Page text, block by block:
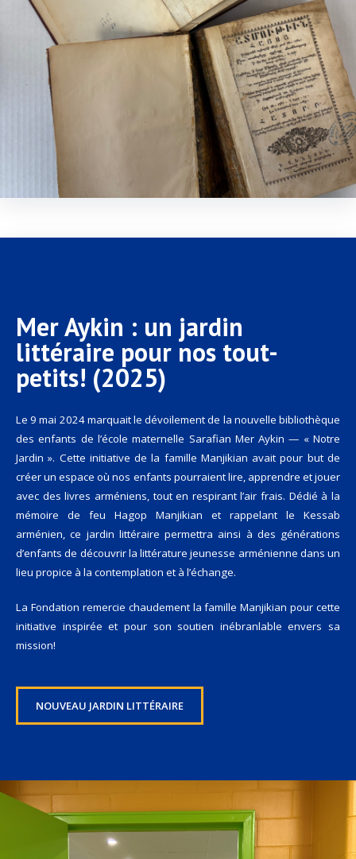
Mer Aykin : un jardin
littéraire pour nos tout-
petits! (2025)
Le 9 mai 2024 marquait le dévoilement de la nouvelle bibliothèque
des enfants de l’école maternelle Sarafian Mer Aykin — « Notre
Jardin ». Cette initiative de la famille Manjikian avait pour but de
créer un espace où nos enfants pourraient lire, apprendre et jouer
avec des livres arméniens, tout en respirant l’air frais. Dédié à la
mémoire de feu Hagop Manjikian et rappelant le Kessab
arménien, ce jardin littéraire permettra ainsi à des générations
d’enfants de découvrir la littérature jeunesse arménienne dans un
lieu propice à la contemplation et à l’échange.
La Fondation remercie chaudement la famille Manjikian pour cette
initiative inspirée et pour son soutien inébranlable envers sa
mission!
NOUVEAU JARDIN LITTÉRAIRE